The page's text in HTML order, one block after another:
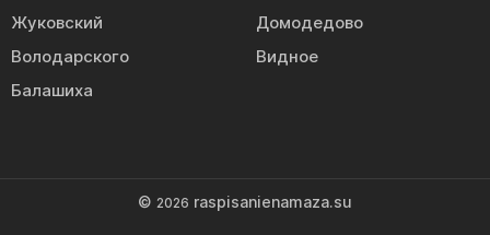
Жуковский
Домодедово
Володарского
Видное
Балашиха
© 2026 raspisanienamaza.su